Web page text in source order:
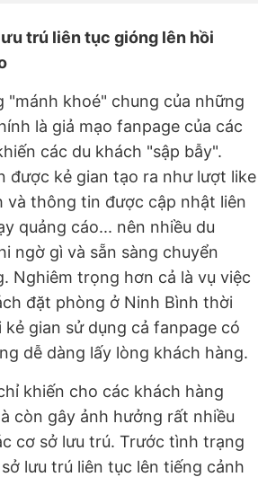
trú liên tục gióng lên hồi
khoé" chung của những
là giả mạo fanpage của các
các du khách "sập bẫy".
được kẻ gian tạo ra như lượt like
và thông tin được cập nhật liên
quảng cáo... nên nhiều du
ngờ gì và sẵn sàng chuyển
Nghiêm trọng hơn cả là vụ việc
đặt phòng ở Ninh Bình thời
kẻ gian sử dụng cả fanpage có
dễ dàng lấy lòng khách hàng.
khiến cho các khách hàng
còn gây ảnh hưởng rất nhiều
cơ sở lưu trú. Trước tình trạng
lưu trú liên tục lên tiếng cảnh